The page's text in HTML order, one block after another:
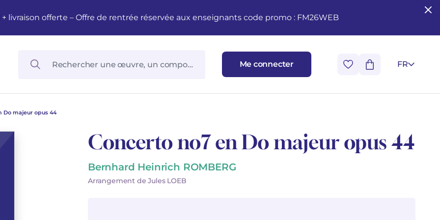
livraison offerte – Offre de rentrée réservée aux enseignants code promo : FM26WEB
Me connecter FR
Do majeur opus 44
Concerto no7 en Do majeur opus 44
Bernhard Heinrich ROMBERG
Arrangement de Jules LOEB